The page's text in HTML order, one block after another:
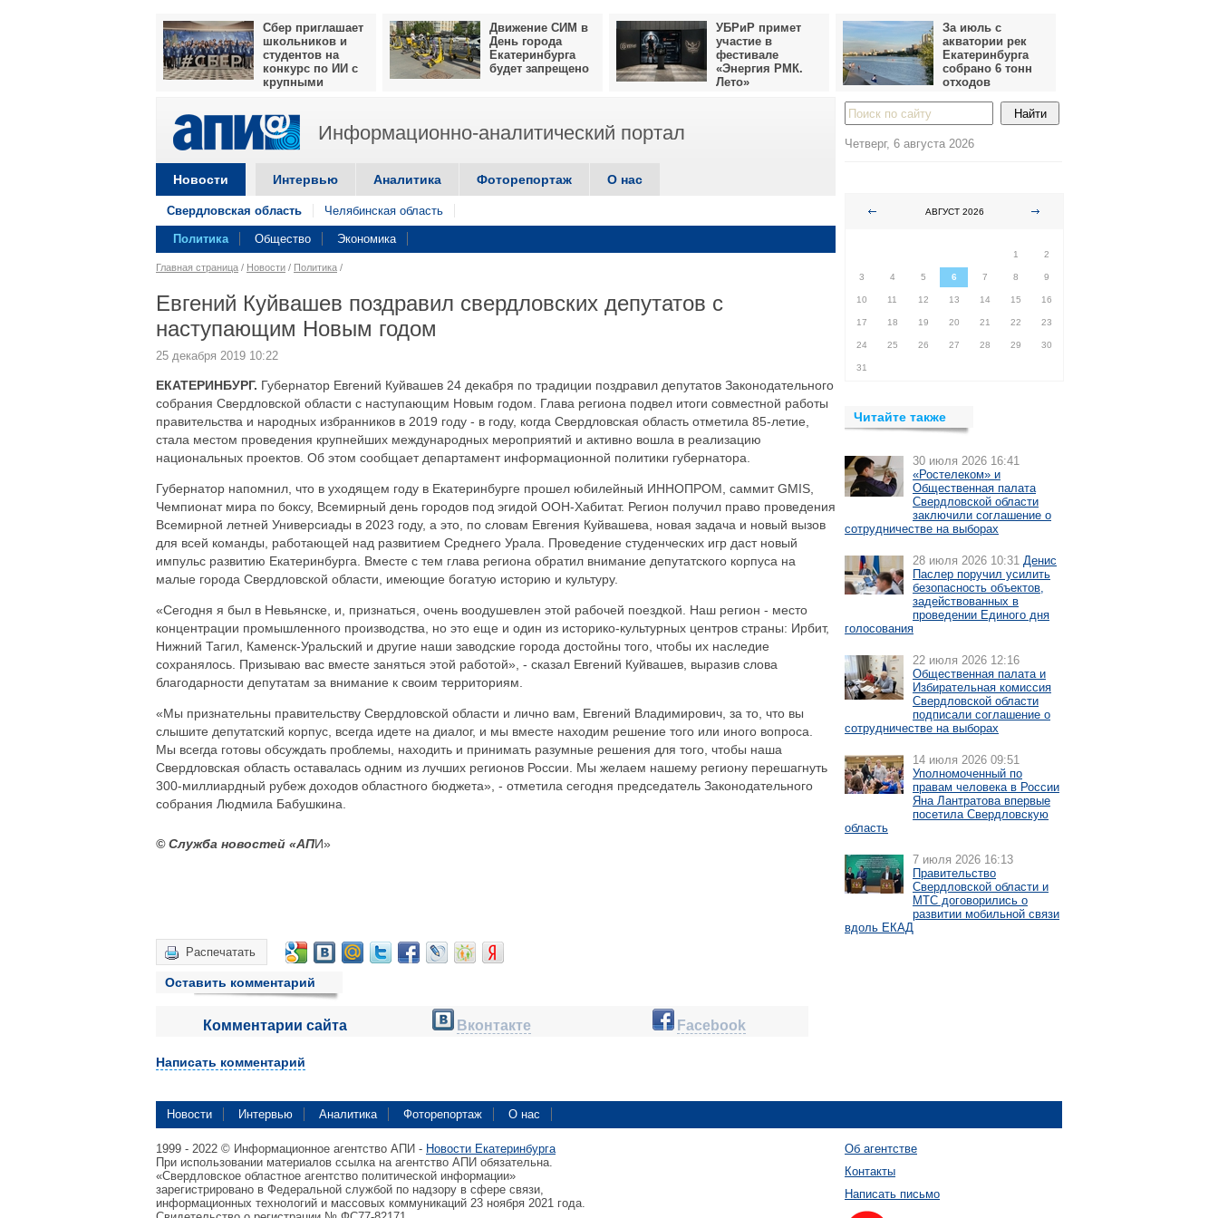
Сбер приглашает
школьников и
студентов на
конкурс по ИИ с
крупными
Движение СИМ в
День города
Екатеринбурга
будет запрещено
УБРиР примет
участие в
фестивале
«Энергия РМК.
Лето»
За июль с
акватории рек
Екатеринбурга
собрано 6 тонн
отходов
Информационно-аналитический портал
Новости Интервью Аналитика Фоторепортаж О нас
Свердловская область Челябинская область
Политика Общество Экономика
Главная страница / Новости / Политика /
Евгений Куйвашев поздравил свердловских депутатов с
наступающим Новым годом
25 декабря 2019 10:22
ЕКАТЕРИНБУРГ. Губернатор Евгений Куйвашев 24 декабря по традиции поздравил депутатов Законодательного
собрания Свердловской области с наступающим Новым годом. Глава региона подвел итоги совместной работы
правительства и народных избранников в 2019 году - в году, когда Свердловская область отметила 85-летие,
стала местом проведения крупнейших международных мероприятий и активно вошла в реализацию
национальных проектов. Об этом сообщает департамент информационной политики губернатора.
Губернатор напомнил, что в уходящем году в Екатеринбурге прошел юбилейный ИННОПРОМ, саммит GMIS,
Чемпионат мира по боксу, Всемирный день городов под эгидой ООН-Хабитат. Регион получил право проведения
Всемирной летней Универсиады в 2023 году, а это, по словам Евгения Куйвашева, новая задача и новый вызов
для всей команды, работающей над развитием Среднего Урала. Проведение студенческих игр даст новый
импульс развитию Екатеринбурга. Вместе с тем глава региона обратил внимание депутатского корпуса на
малые города Свердловской области, имеющие богатую историю и культуру.
«Сегодня я был в Невьянске, и, признаться, очень воодушевлен этой рабочей поездкой. Наш регион - место
концентрации промышленного производства, но это еще и один из историко-культурных центров страны: Ирбит,
Нижний Тагил, Каменск-Уральский и другие наши заводские города достойны того, чтобы их наследие
сохранялось. Призываю вас вместе заняться этой работой», - сказал Евгений Куйвашев, выразив слова
благодарности депутатам за внимание к своим территориям.
«Мы признательны правительству Свердловской области и лично вам, Евгений Владимирович, за то, что вы
слышите депутатский корпус, всегда идете на диалог, и мы вместе находим решение того или иного вопроса.
Мы всегда готовы обсуждать проблемы, находить и принимать разумные решения для того, чтобы наша
Свердловская область оставалась одним из лучших регионов России. Мы желаем нашему региону перешагнуть
300-миллиардный рубеж доходов областного бюджета», - отметила сегодня председатель Законодательного
собрания Людмила Бабушкина.
© Служба новостей «АПИ»
Распечатать
Оставить комментарий
Комментарии сайта Вконтакте Facebook
Написать комментарий
Четверг, 6 августа 2026
АВГУСТ 2026
1
2
3 4 5 6 7 8 9
10 11 12 13 14 15 16
17 18 19 20 21 22 23
24 25 26 27 28 29 30
31
Читайте также
30 июля 2026 16:41
«Ростелеком» и
Общественная палата
Свердловской области
заключили соглашение о
сотрудничестве на выборах
28 июля 2026 10:31 Денис
Паслер поручил усилить
безопасность объектов,
задействованных в
проведении Единого дня
голосования
22 июля 2026 12:16
Общественная палата и
Избирательная комиссия
Свердловской области
подписали соглашение о
сотрудничестве на выборах
14 июля 2026 09:51
Уполномоченный по
правам человека в России
Яна Лантратова впервые
посетила Свердловскую
область
7 июля 2026 16:13
Правительство
Свердловской области и
МТС договорились о
развитии мобильной связи
вдоль ЕКАД
Новости Интервью Аналитика Фоторепортаж О нас
1999 - 2022 © Информационное агентство АПИ - Новости Екатеринбурга
При использовании материалов ссылка на агентство АПИ обязательна.
«Свердловское областное агентство политической информации»
зарегистрировано в Федеральной службой по надзору в сфере связи,
информационных технологий и массовых коммуникаций 23 ноября 2021 года.
Об агентстве
Контакты
Написать письмо